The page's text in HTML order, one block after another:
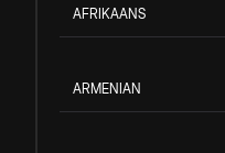
AFRIKAANS
ARMENIAN